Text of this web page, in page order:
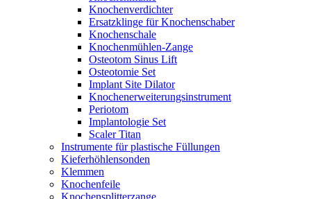
Knochenverdichter
Ersatzklinge für Knochenschaber
Knochenschale
Knochenmühlen-Zange
Osteotom Sinus Lift
Osteotomie Set
Implant Site Dilator
Knochenerweiterungsinstrument
Periotom
Implantologie Set
Scaler Titan
Instrumente für plastische Füllungen
Kieferhöhlensonden
Klemmen
Knochenfeile
Knochensplitterzange